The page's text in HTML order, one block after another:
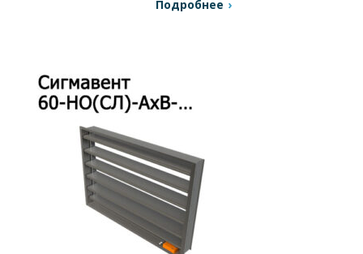
Подробнее